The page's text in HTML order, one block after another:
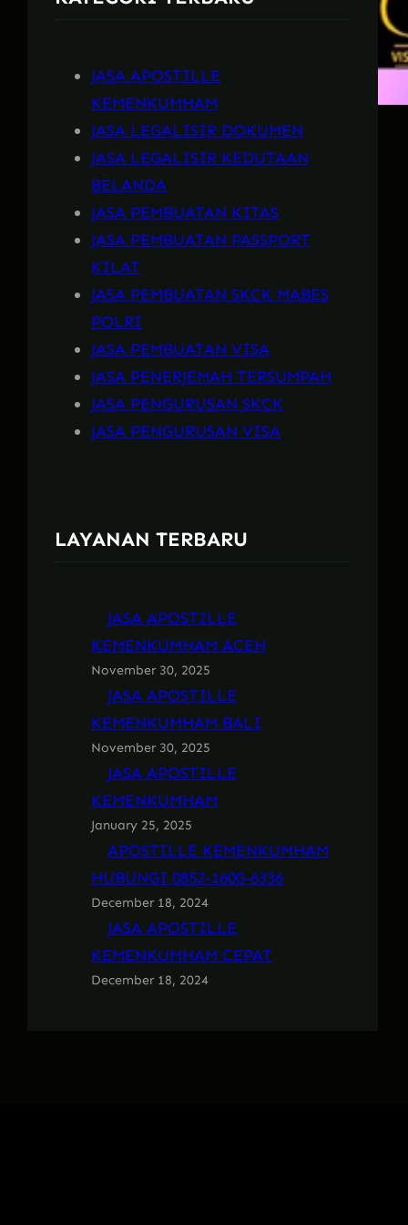
JASA APOSTILLE
KEMENKUMHAM
JASA LEGALISIR DOKUMEN
JASA LEGALISIR KEDUTAAN
BELANDA
JASA PEMBUATAN KITAS
JASA PEMBUATAN PASSPORT
KILAT
JASA PEMBUATAN SKCK MABES
POLRI
JASA PEMBUATAN VISA
JASA PENERJEMAH TERSUMPAH
JASA PENGURUSAN SKCK
JASA PENGURUSAN VISA
LAYANAN TERBARU
JASA APOSTILLE
KEMENKUMHAM ACEH
November 30, 2025
JASA APOSTILLE
KEMENKUMHAM BALI
November 30, 2025
JASA APOSTILLE
KEMENKUMHAM
January 25, 2025
APOSTILLE KEMENKUMHAM
HUBUNGI 0852-1600-6336
December 18, 2024
JASA APOSTILLE
KEMENKUMHAM CEPAT
December 18, 2024